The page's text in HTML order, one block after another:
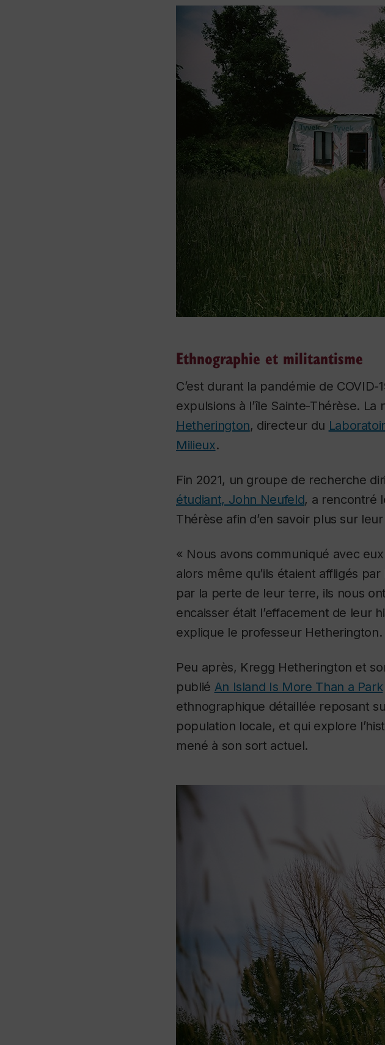
Ethnographie et militantisme
C’est durant la pandémie de
expulsions à l’île Sainte-Thérèse. La
Hetherington, directeur du
Milieux.
Fin 2021, un groupe de recherche
étudiant, John Neufeld, a rencontré
Thérèse afin d’en savoir plus sur
« Nous avons communiqué avec
alors même qu’ils étaient affligés
par la perte de leur terre, ils nous
encaisser était l’effacement de leur
explique le professeur Hetherington.
Peu après, Kregg Hetherington et
publié An Island Is More Than a Park
ethnographique détaillée reposant
population locale, et qui explore
mené à son sort actuel.